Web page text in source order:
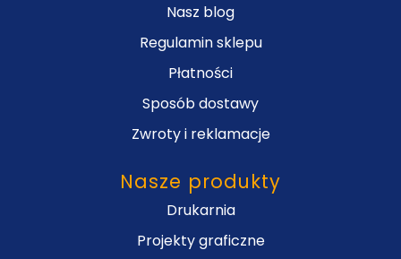
Nasz blog
Regulamin sklepu
Płatności
Sposób dostawy
Zwroty i reklamacje
Nasze produkty
Drukarnia
Projekty graficzne